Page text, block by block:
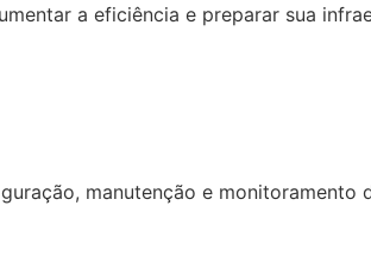
a eficiência e preparar sua
manutenção e monitoramento